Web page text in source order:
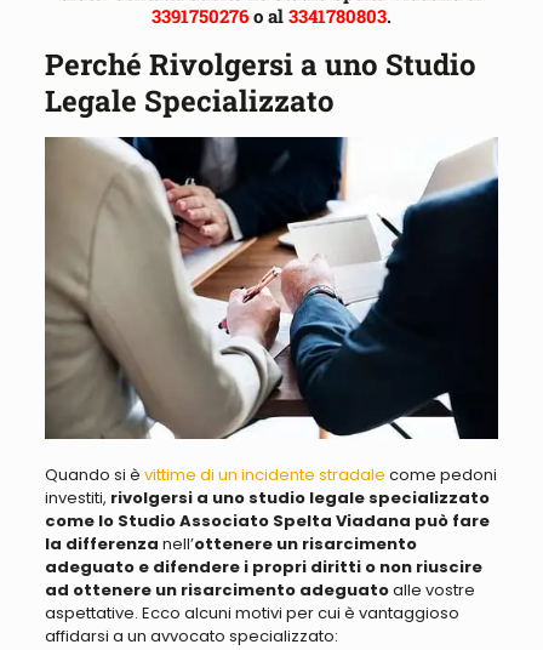
3391750276o al 3341780803.
Perché Rivolgersi a uno Studio
Legale Specializzato
Quando si è vittime di un incidente stradale come pedoni
investiti, rivolgersi a uno studio legale specializzato
come lo Studio Associato Spelta Viadana può fare
la differenza nell’ottenere un risarcimento
adeguato e difendere i propri diritti o non riuscire
ad ottenere un risarcimento adeguatoalle vostre
aspettative. Ecco alcuni motivi per cui è vantaggioso
affidarsi a un avvocato specializzato: